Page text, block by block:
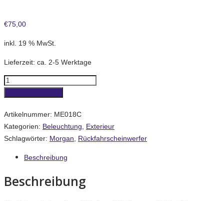
€75,00
inkl. 19 % MwSt.
Lieferzeit: ca. 2-5 Werktage
Rückfahrscheinwerfer
(flach)
Artikelnummer: ME018C
Kategorien: Beleuchtung
Exterieur
Schlagwörter: Morgan Rückfahrscheinwerfer
Beschreibung
Beschreibung